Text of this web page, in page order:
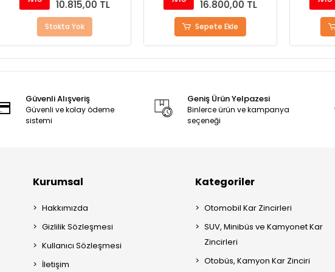
10.815,00 TL 16.800,00 TL 14.385,00 TL
Güvenli Alışveriş
Güvenli ve kolay ödeme
sistemi
Geniş Ürün Yelpazesi
Binlerce ürün ve kampanya
seçeneği
Kurumsal
Hakkımızda
Gizlilik Sözleşmesi
Kullanıcı Sözleşmesi
İletişim
Kategoriler
Otomobil Kar Zincirleri
SUV, Minibüs ve Kamyonet Kar
Zincirleri
Otobüs, Kamyon Kar Zinciri